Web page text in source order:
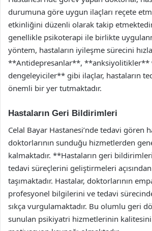
durumuna göre uygun ilaçları reçete
etkinliğini düzenli olarak takip
genellikle psikoterapi ile birlikte
yöntem, hastaların iyileşme sürecini
**Antidepresanlar**, **anksiyolitikler**
dengeleyiciler** gibi ilaçlar, hastaların
önemli bir yer tutmaktadır.
Hastaların Geri Bildirimleri
Celal Bayar Hastanesi’nde tedavi gören
doktorlarının sunduğu hizmetlerden
kalmaktadır. **Hastaların geri
tedavi süreçlerini geliştirmeleri
taşımaktadır. Hastalar, doktorlarının
profesyonel bilgilerini ve tedavi
sıkça vurgulamaktadır. Bu olumlu geri
sunulan psikiyatri hizmetlerinin